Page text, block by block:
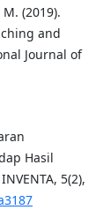
(2019).
and
Journal of
Hasil
5(2),